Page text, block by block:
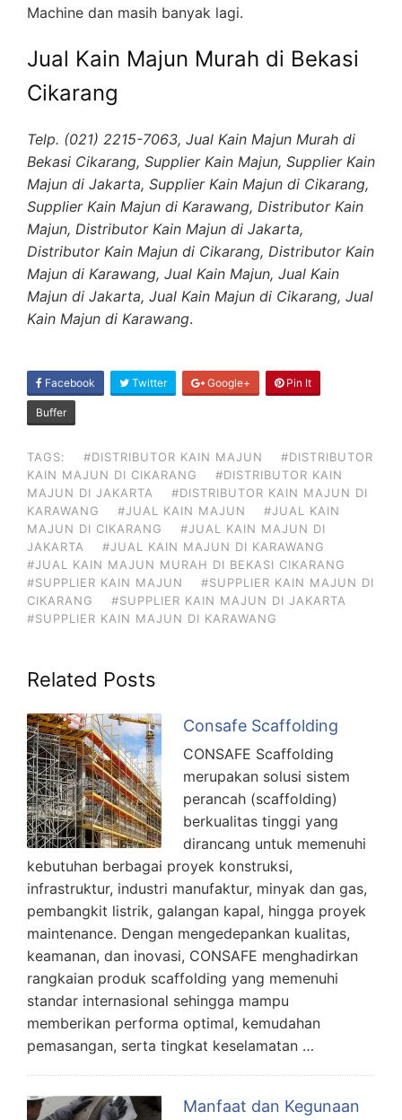
Machine dan masih banyak lagi.
Jual Kain Majun Murah di Bekasi
Cikarang
Telp. (021) 2215-7063, Jual Kain Majun Murah di
Bekasi Cikarang, Supplier Kain Majun, Supplier Kain
Majun di Jakarta, Supplier Kain Majun di Cikarang,
Supplier Kain Majun di Karawang, Distributor Kain
Majun, Distributor Kain Majun di Jakarta,
Distributor Kain Majun di Cikarang, Distributor Kain
Majun di Karawang, Jual Kain Majun, Jual Kain
Majun di Jakarta, Jual Kain Majun di Cikarang, Jual
Kain Majun di Karawang.
SHARE
ON
Facebook Twitter Google+ Pin It
Buffer
TAGS: #DISTRIBUTOR KAIN MAJUN
#DISTRIBUTOR
KAIN MAJUN DI CIKARANG
#DISTRIBUTOR KAIN
MAJUN DI JAKARTA
#DISTRIBUTOR KAIN MAJUN DI
KARAWANG
#JUAL KAIN MAJUN
#JUAL KAIN
MAJUN DI CIKARANG
#JUAL KAIN MAJUN DI
JAKARTA
#JUAL KAIN MAJUN DI KARAWANG
#JUAL KAIN MAJUN MURAH DI BEKASI CIKARANG
#SUPPLIER KAIN MAJUN
#SUPPLIER KAIN MAJUN DI
CIKARANG
#SUPPLIER KAIN MAJUN DI JAKARTA
#SUPPLIER KAIN MAJUN DI KARAWANG
Related Posts
Consafe Scaffolding
CONSAFE Scaffolding
merupakan solusi sistem
perancah (scaffolding)
berkualitas tinggi yang
dirancang untuk memenuhi
kebutuhan berbagai proyek konstruksi,
infrastruktur, industri manufaktur, minyak dan gas,
pembangkit listrik, galangan kapal, hingga proyek
maintenance. Dengan mengedepankan kualitas,
keamanan, dan inovasi, CONSAFE menghadirkan
rangkaian produk scaffolding yang memenuhi
standar internasional sehingga mampu
memberikan performa optimal, kemudahan
pemasangan, serta tingkat keselamatan …
Manfaat dan Kegunaan